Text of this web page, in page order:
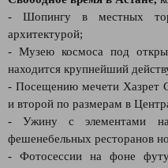
- Шопингу в местных
архитектурой;
- Музею космоса под
находится крупнейший
- Посещению мечети Хазрет
и второй по размерам в
- Ужину с элементами
фешенебельных ресторанов
- Фотосессии на фоне